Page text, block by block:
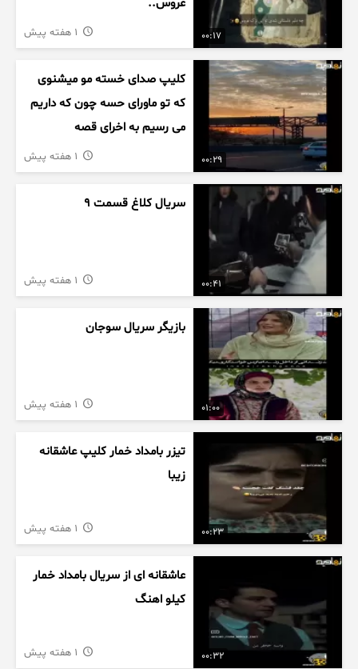
00:17
عروس..
00:29
کلیپ صدای خسته مو میشنوی
که تو ماورای حسه چون که داریم
می رسیم به اخرای قصه
00:41
سریال کلاغ قسمت 9
01:00
بازیگر سریال سوجان
00:23
تیزر بامداد خمار کلیپ عاشقانه
زیبا
00:32
عاشقانه ای از سریال بامداد خمار
کیلو اهنگ